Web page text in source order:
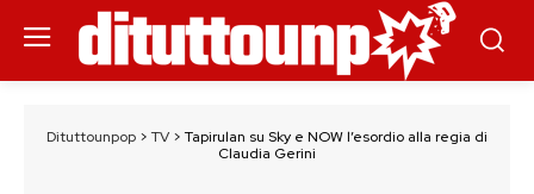
Dituttounpop > TV > Tapirulan su Sky e NOW l’esordio alla regia di
Claudia Gerini